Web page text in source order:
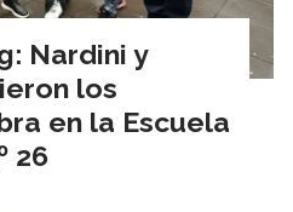
Nardini y
los
en la Escuela
26